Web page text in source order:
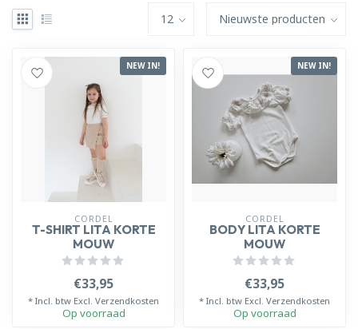
NEW IN!
CORDEL
T-SHIRT LITA KORTE
MOUW
€33,95
* Incl. btw Excl. Verzendkosten
Op voorraad
NEW IN!
CORDEL
BODY LITA KORTE
MOUW
€33,95
* Incl. btw Excl. Verzendkosten
Op voorraad